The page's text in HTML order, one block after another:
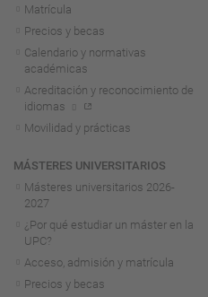
Matrícula
Precios y becas
Calendario y normativas
académicas
Acreditación y reconocimiento de
idiomas
Movilidad y prácticas
MÁSTERES UNIVERSITARIOS
Másteres universitarios 2026-
2027
¿Por qué estudiar un máster en la
UPC?
Acceso, admisión y matrícula
Precios y becas